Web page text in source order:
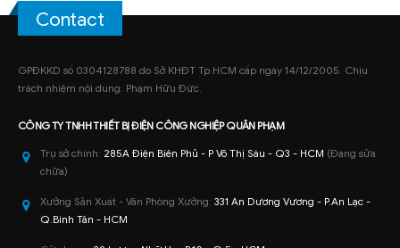
Contact
GPĐKKD số 0304128788 do Sở KHĐT Tp.HCM cấp ngày 14/12/2005. Chịu
trách nhiệm nội dung: Phạm Hữu Đức.
CÔNG TY TNHHTHIẾT BỊ ĐIỆN CÔNG NGHIỆPQUÂN PHẠM
Trụ sở chính: 285A Điện Biên Phủ - P Võ Thị Sáu - Q3 - HCM (Đang sửa
chữa)
Xưởng Sản Xuất - Văn Phòng Xưởng: 331 An Dương Vương - P.An Lạc -
Q.Bình Tân - HCM